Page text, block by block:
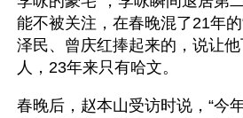
能不被关注，在春晚混了21年
泽民、曾庆红捧起来的，说让
人，23年来只有哈文。
春晚后，赵本山受访时说，“今